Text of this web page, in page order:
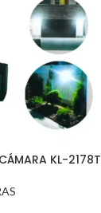
KL-2178T